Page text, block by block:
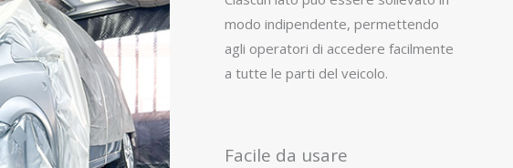
modo indipendente, permettendo
agli operatori di accedere facilmente
a tutte le parti del veicolo.
Facile da usare